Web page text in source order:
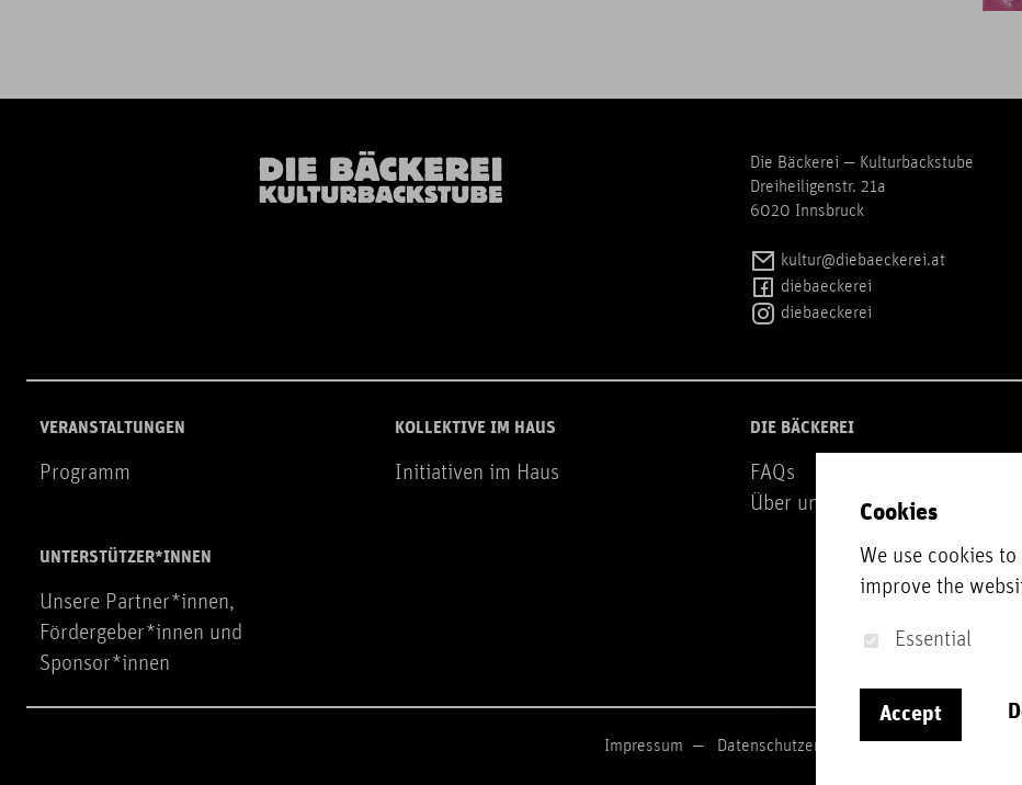
Die Bäckerei — Kulturbackstube
Dreiheiligenstr. 21a
6020 Innsbruck
kultur@diebaeckerei.at
diebaeckerei
diebaeckerei
VERANSTALTUNGEN
Programm
KOLLEKTIVE IM HAUS
Initiativen im Haus
DIE BÄCKEREI
FAQs
Über uns
UNTERSTÜTZER*INNEN
Unsere Partner*innen,
Fördergeber*innen und
Sponsor*innen
Impressum Datenschutzerklärung
Cookies
We use cookies
improve the
Essential
Accept